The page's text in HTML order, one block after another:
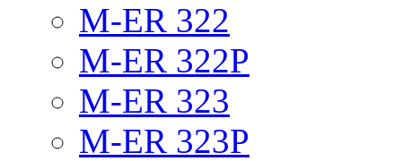
M-ER 322
M-ER 322P
M-ER 323
M-ER 323P